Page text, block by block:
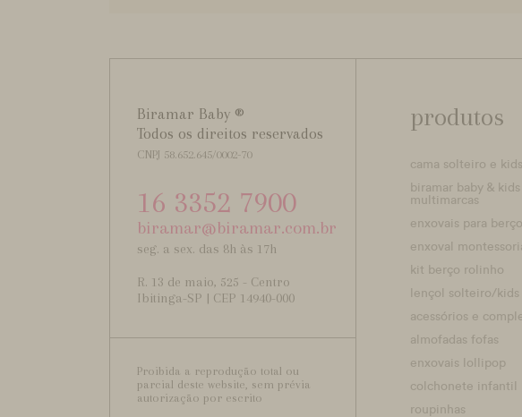
Biramar Baby ®
Todos os direitos reservados
CNPJ 58.652.645/0002-70
16 3352 7900
biramar@biramar.com.br
seg. a sex. das 8h às 17h
R. 13 de maio, 525 - Centro
Ibitinga-SP | CEP 14940-000
Proibida a reprodução total ou
parcial deste website, sem prévia
autorização por escrito
produtos
cama solteiro e kids
biramar baby &
multimarcas
enxovais para berço
enxoval
kit berço rolinho
lençol solteiro/kids
acessórios e
almofadas fofas
enxovais lollipop
colchonete infantil
roupinhas